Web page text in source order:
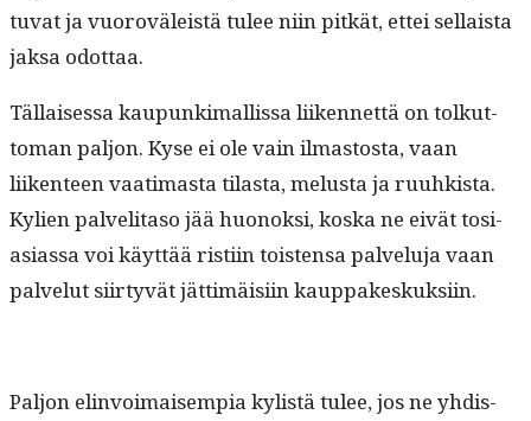
tu­vat ja vuoroväleistä tulee niin pitkät, ettei sel­l­aista
jak­sa odottaa.
Täl­laises­sa kaupunki­mallis­sa liiken­net­tä on tolkut­
toman paljon. Kyse ei ole vain ilmas­tos­ta, vaan
liiken­teen vaa­ti­mas­ta tilas­ta, melus­ta ja ruuhk­ista.
Kylien palveli­ta­so jää huonok­si, kos­ka ne eivät tosi­
asi­as­sa voi käyt­tää ris­ti­in tois­t­en­sa palvelu­ja vaan
palve­lut siir­tyvät jät­timäisi­in kauppakeskuksiin.
Paljon elin­voimaisem­pia kylistä tulee, jos ne yhdis­